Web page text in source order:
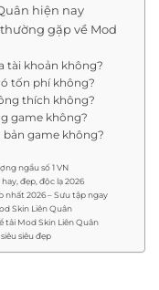
hiện nay
gặp về Mod
tài khoản không?
tốn phí không?
thích không?
game không?
game không?
ngầu số 1 VN
đẹp, độc lạ 2026
nhất 2026 – Sưu tập ngay
Skin Liên Quân
tải Mod Skin Liên Quân
siêu đẹp